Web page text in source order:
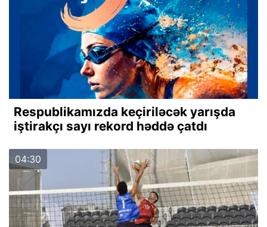
Respublikamızda keçiriləcək yarışda
iştirakçı sayı rekord həddə çatdı
04:30